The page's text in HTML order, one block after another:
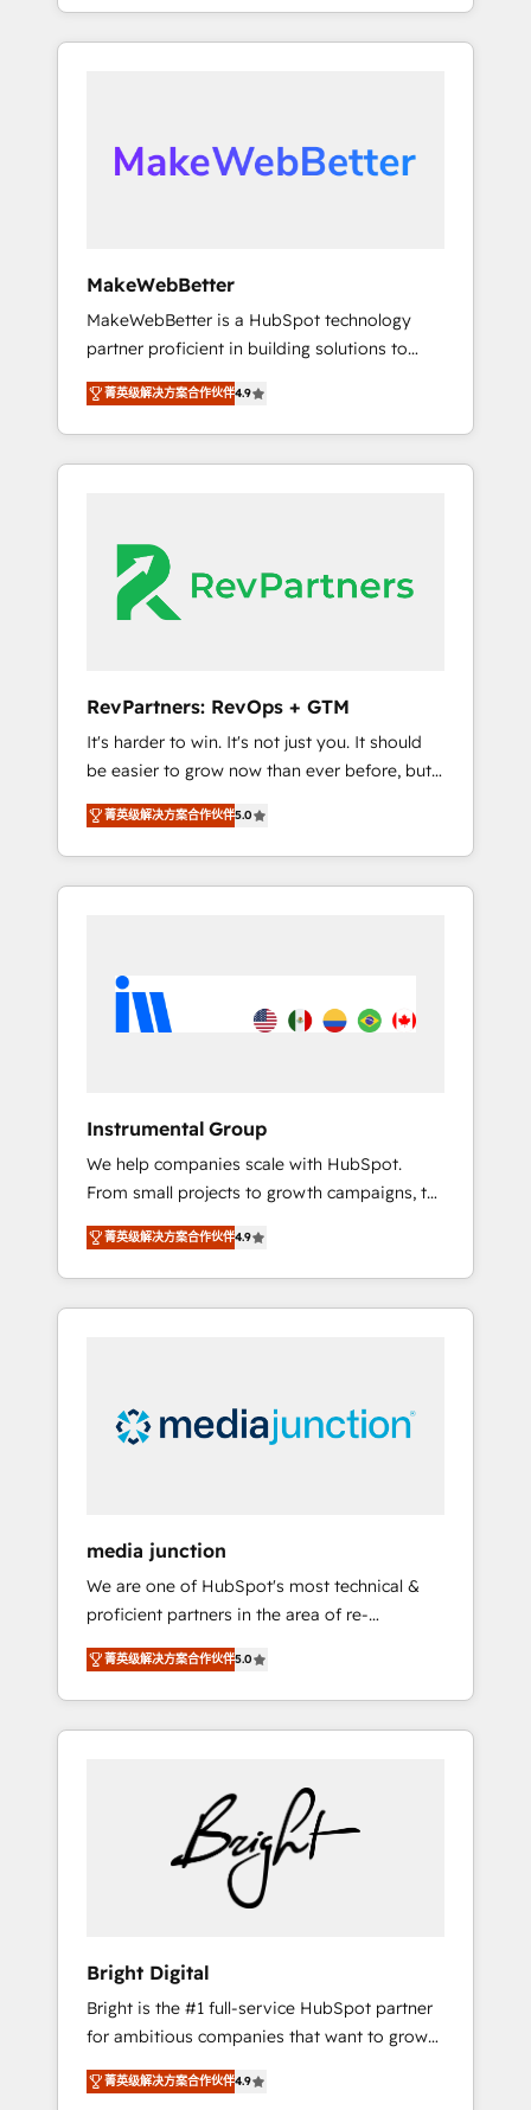
the revenue maturity model - delivering the
right improvements at the right time so
With 2,750+ HubSpot projects delivered and
370+ specialists across EMEA, APAC and NAM,
automation, we turn complexity into clarity,
human at global scale. 🏆 HubSpot’s CEO
MakeWebBetter
MakeWebBetter is a HubSpot technology
partner proficient in building solutions to
maximize the operational efficiency of
HubSpot. The fastest-growing tech-enabler &
facilitator, MakeWebBetter, hands you the
blend of HubSpot expertise & eminent
HubSpot Elite Partners with 10+ years of
HubSpot experience 🤝HubSpot Premier
Integration partner 🤝Google Premier Partner
Harnessing the full potential of the powerful
HubSpot CRM. ✔️A team of HubSpot experts
backed by over 10+ years of HubSpot
experience ✔️Flexible pricing models —
Hourly-fee (assigned one Dedicated
HubSpot Admin); Monthly-fee (HubSpot
Admin + Project Manager); and Fixed Project
solutions. ✔️Bespoke apps & on-demand
菁英级解决方案合作伙伴4.9
RevPartners: RevOps + GTM
It's harder to win. It's not just you. It should
be easier to grow now than ever before, but
it's not. So our focus is serving you, the
person responsible for the revenue number.
We do that by bridging the gap where
agencies fail: combining GTM strategy with
We engineer revenue outcomes for the GTM
owner on HubSpot. We Build Different
Solutions Partner 🤝 - Global: 75+ RPers
across five continents 🌐 - Scale: Largest
organically grown & fastest tiering Elite
HubSpot Partner 🪴 - CRM: More Sales Hub
implementations than any other Partner 💻 -
Salesforce: We convert SFDC addicts to
HubSpot evangelists 🧡 Don't pick a
菁英级解决方案合作伙伴5.0
Instrumental Group
We help companies scale with HubSpot.
From small projects to growth campaigns, to
CRM and websites. Hire an agency that's
experienced in every inch of HubSpot and
willing to work hand-in-hand with your team
to simplify the complex and build a better
菁英级解决方案合作伙伴4.9
media junction
We are one of HubSpot's most technical &
proficient partners in the area of re-
platforming, website design & development.
We specialize in multi-hub implementations
for mid-market & enterprise companies. We
are woman-owned, powered by coffee, and
Impact Award 🏆2022 Technical Expertise
Impact Award 🏆2022 Platform Migration
Excellence Impact Award 🏆2020 Elite
Solutions Partner 🏆2019 Integrations
Website Design HubSpot Impact Award 🏆
2017 Website Design HubSpot Impact Award
🏆2016 Growth-Driven Design Agency of the
Year 🏆2016 Sales Enablement HubSpot
Impact Award 🏆2015 Growth-Driven Design
菁英级解决方案合作伙伴5.0
Bright Digital
Bright is the #1 full-service HubSpot partner
for ambitious companies that want to grow
smarter. From HubSpot onboarding, to
training, from developing a new website to
菁英级解决方案合作伙伴4.9